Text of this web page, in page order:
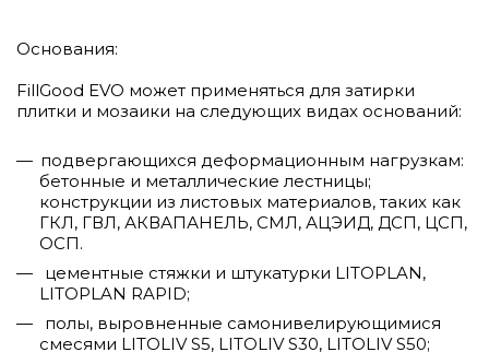
Основания:
FillGood EVO может применяться для затирки
плитки и мозаики на следующих видах оснований:
подвергающихся деформационным нагрузкам:
бетонные и металлические лестницы;
конструкции из листовых материалов, таких как
ГКЛ, ГВЛ, АКВАПАНЕЛЬ, СМЛ, АЦЭИД, ДСП, ЦСП,
ОСП.
цементные стяжки и штукатурки LITOPLAN,
LITOPLAN RAPID;
полы, выровненные самонивелирующимися
смесями LITOLIV S5, LITOLIV S30, LITOLIV S50;